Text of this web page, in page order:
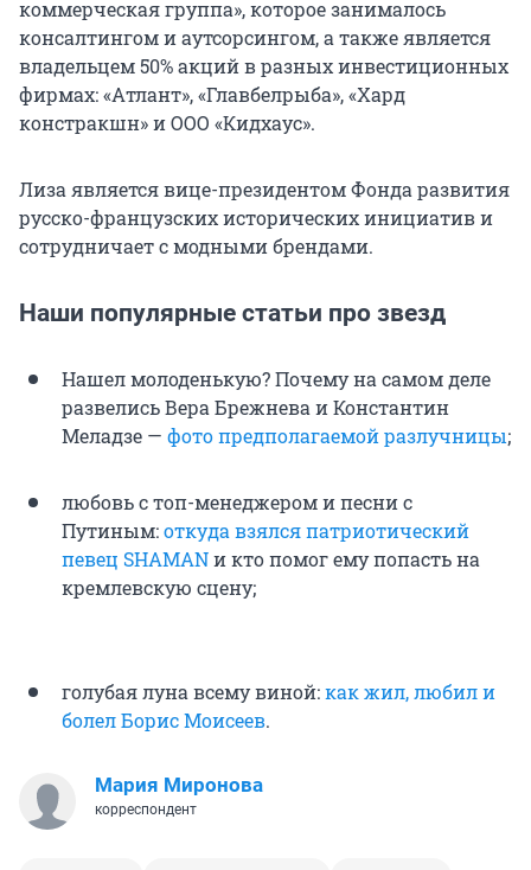
коммерческая группа», которое занималось
консалтингом и аутсорсингом, а также является
владельцем 50% акций в разных инвестиционных
фирмах: «Атлант», «Главбелрыба», «Хард
констракшн» и ООО «Кидхаус».
Лиза является вице-президентом Фонда развития
русско-французских исторических инициатив и
сотрудничает с модными брендами.
Наши популярные статьи про звезд
Нашел молоденькую? Почему на самом деле
развелись Вера Брежнева и Константин
Меладзе — фото предполагаемой разлучницы;
любовь с топ-менеджером и песни с
Путиным:откуда взялся патриотический
певец SHAMANи кто помог ему попасть на
кремлевскую сцену;
голубая луна всему виной:как жил, любил и
болел Борис Моисеев.
Мария Миронова
корреспондент